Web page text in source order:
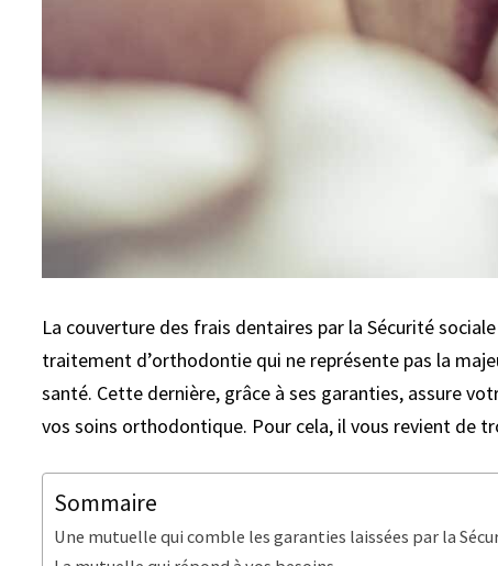
La couverture des frais dentaires par la Sécurité
traitement d’orthodontie qui ne représente pas la
santé. Cette dernière, grâce à ses garanties, assure
vos soins orthodontique. Pour cela, il vous revient de
Sommaire
Une mutuelle qui comble les garanties laissées par la